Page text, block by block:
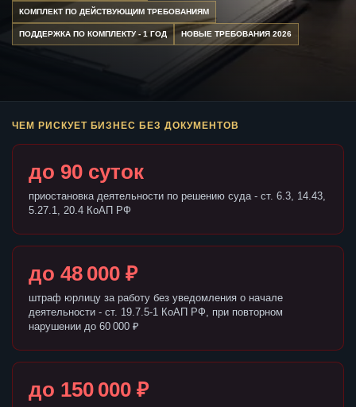
КОМПЛЕКТ ПО ДЕЙСТВУЮЩИМ ТРЕБОВАНИЯМ
ПОДДЕРЖКА ПО КОМПЛЕКТУ - 1 ГОД НОВЫЕ ТРЕБОВАНИЯ 2026
ЧЕМ РИСКУЕТ БИЗНЕС БЕЗ ДОКУМЕНТОВ
до 90 суток
приостановка деятельности по решению суда - ст. 6.3, 14.43,
5.27.1, 20.4 КоАП РФ
до 48 000 ₽
штраф юрлицу за работу без уведомления о начале
деятельности - ст. 19.7.5-1 КоАП РФ, при повторном
нарушении до 60 000 ₽
до 150 000 ₽